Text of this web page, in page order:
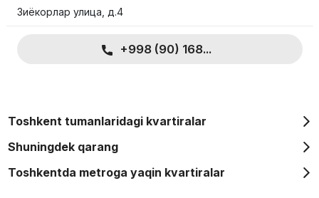
Зиёкорлар улица, д.4
+998 (90) 168...
Toshkent tumanlaridagi kvartiralar
Shuningdek qarang
Toshkentda metroga yaqin kvartiralar